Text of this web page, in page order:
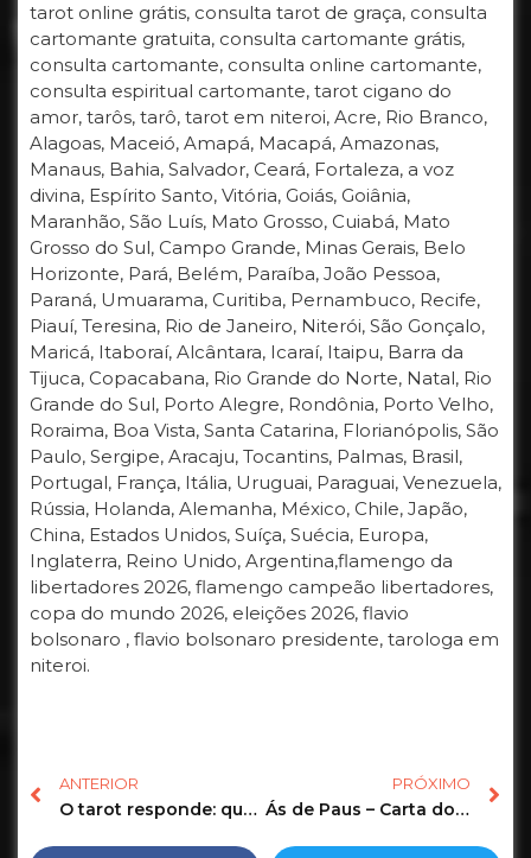
tarot online grátis, consulta tarot de graça, consulta
cartomante gratuita, consulta cartomante grátis,
consulta cartomante, consulta online cartomante,
consulta espiritual cartomante, tarot cigano do
amor, tarôs, tarô, tarot em niteroi, Acre, Rio Branco,
Alagoas, Maceió, Amapá, Macapá, Amazonas,
Manaus, Bahia, Salvador, Ceará, Fortaleza, a voz
divina, Espírito Santo, Vitória, Goiás, Goiânia,
Maranhão, São Luís, Mato Grosso, Cuiabá, Mato
Grosso do Sul, Campo Grande, Minas Gerais, Belo
Horizonte, Pará, Belém, Paraíba, João Pessoa,
Paraná, Umuarama, Curitiba, Pernambuco, Recife,
Piauí, Teresina, Rio de Janeiro, Niterói, São Gonçalo,
Maricá, Itaboraí, Alcântara, Icaraí, Itaipu, Barra da
Tijuca, Copacabana, Rio Grande do Norte, Natal, Rio
Grande do Sul, Porto Alegre, Rondônia, Porto Velho,
Roraima, Boa Vista, Santa Catarina, Florianópolis, São
Paulo, Sergipe, Aracaju, Tocantins, Palmas, Brasil,
Portugal, França, Itália, Uruguai, Paraguai, Venezuela,
Rússia, Holanda, Alemanha, México, Chile, Japão,
China, Estados Unidos, Suíça, Suécia, Europa,
Inglaterra, Reino Unido, Argentina,flamengo da
libertadores 2026, flamengo campeão libertadores,
copa do mundo 2026, eleições 2026, flavio
bolsonaro , flavio bolsonaro presidente, tarologa em
niteroi.
ANTERIOR
O tarot responde: qual o sentimento dessa pessoa por você? #shorts #tarot #tarotdoamor
PRÓXIMO
Ás de Paus – Carta do dia no Tarot – mensagem da Espiritualidade para você